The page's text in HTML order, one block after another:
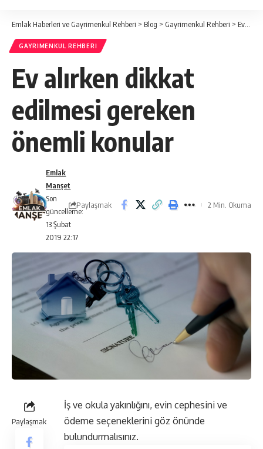
Emlak Haberleri ve Gayrimenkul Rehberi > Blog > Gayrimenkul Rehberi > Ev alırken dikkat edilmesi gereken önemli konular
GAYRIMENKUL REHBERI
Ev alırken dikkat
edilmesi gereken
önemli konular
Son
güncelleme:
13 Şubat
2019 22:17
Emlak
Manşet
Paylaşmak 2 Min. Okuma
Paylaşmak
İş ve okula yakınlığını, evin cephesini ve
ödeme seçeneklerini göz önünde
bulundurmalısınız.